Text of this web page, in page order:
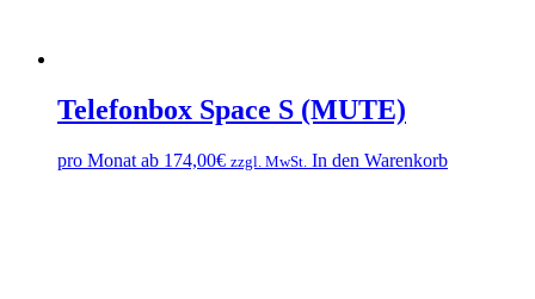
Telefonbox Space S (MUTE)
pro Monat ab 174,00€ zzgl. MwSt. In den Warenkorb